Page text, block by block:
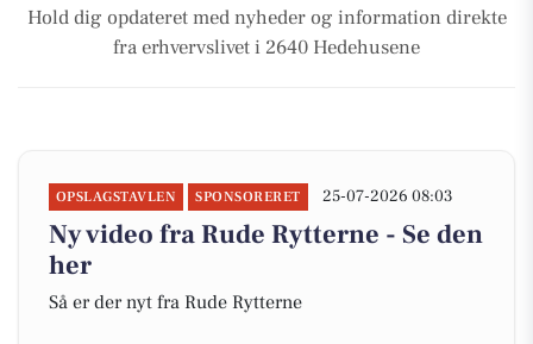
Hold dig opdateret med nyheder og information direkte
fra erhvervslivet i 2640 Hedehusene
OPSLAGSTAVLEN SPONSORERET 25-07-2026 08:03
Ny video fra Rude Rytterne - Se den
her
Så er der nyt fra Rude Rytterne